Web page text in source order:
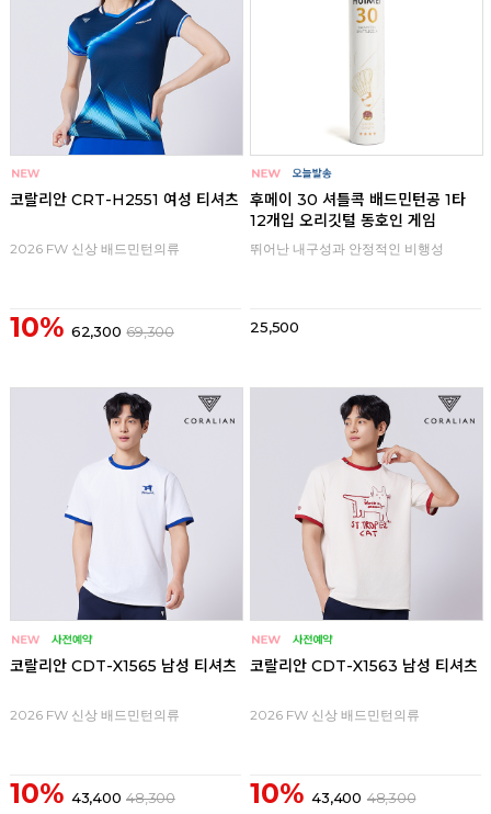
코랄리안 CRT-H2551 여성 티셔츠
2026 FW 신상 배드민턴의류
10% 62,300 69,300
후메이 30 셔틀콕 배드민턴공 1타
12개입 오리깃털 동호인 게임
뛰어난 내구성과 안정적인 비행성
25,500
코랄리안 CDT-X1565 남성 티셔츠
2026 FW 신상 배드민턴의류
10% 43,400 48,300
코랄리안 CDT-X1563 남성 티셔츠
2026 FW 신상 배드민턴의류
10% 43,400 48,300